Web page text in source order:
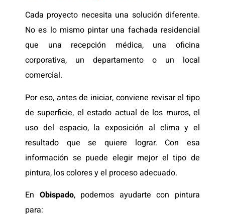
Cada proyecto necesita una solución diferente.
No es lo mismo pintar una fachada residencial
que una recepción médica, una oficina
corporativa, un departamento o un local
comercial.
Por eso, antes de iniciar, conviene revisar el tipo
de superficie, el estado actual de los muros, el
uso del espacio, la exposición al clima y el
resultado que se quiere lograr. Con esa
información se puede elegir mejor el tipo de
pintura, los colores y el proceso adecuado.
En Obispado, podemos ayudarte con pintura
para: